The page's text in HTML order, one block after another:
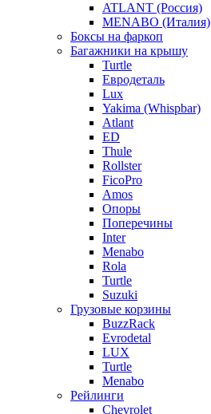
ATLANT (Россия)
MENABO (Италия)
Боксы на фаркоп
Багажники на крышу
Turtle
Евродеталь
Lux
Yakima (Whispbar)
Atlant
ED
Thule
Rollster
FicoPro
Amos
Опоры
Поперечины
Inter
Menabo
Rola
Turtle
Suzuki
Грузовые корзины
BuzzRack
Evrodetal
LUX
Turtle
Menabo
Рейлинги
Chevrolet